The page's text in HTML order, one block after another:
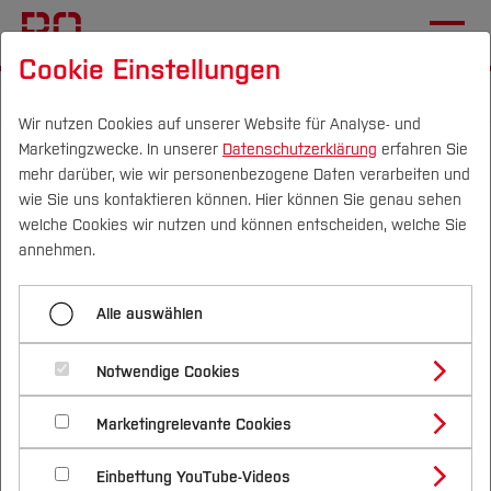
Campus Personen DE|EN Quicklinks
Studium
Studienangebote
Bachelorstudiengänge
Masterstudiengänge
Vor dem Studium
Bewerben & Einschreiben
Bewerbungsportal
Im Studium
Studienbüros und Prüfungen
Nach dem Studium
Forschung & Transfer
Profil
Forschungs- und Transferprofil
Schwerpunkte (FuT)
Beratung & Förderung
Nachhaltigkeit
Nachhaltigkeit studieren
International
VIVA KAREN60+
Frauen über 60 Jahre mit kardialem Risiko oder
kardialer Erkrankung“. In diesem
Forschungsprojekt geht es um das
Bewegungsverhalten und die
Bewegungsförderung von Frauen mit einem
erhöhten kardialen Risiko oder einer bestehenden
Cookie Einstellungen
Wir nutzen Cookies auf unserer Website für Analyse- und
Marketingzwecke. In unserer Datenschutzerklärung erfahren Sie
mehr darüber, wie wir personenbezogene Daten verarbeiten und
wie Sie uns kontaktieren können. Hier können Sie genau sehen
welche Cookies wir nutzen und können entscheiden, welche Sie
annehmen.
Alle auswählen
Notwendige Cookies
Marketingrelevante Cookies
Einbettung YouTube-Videos